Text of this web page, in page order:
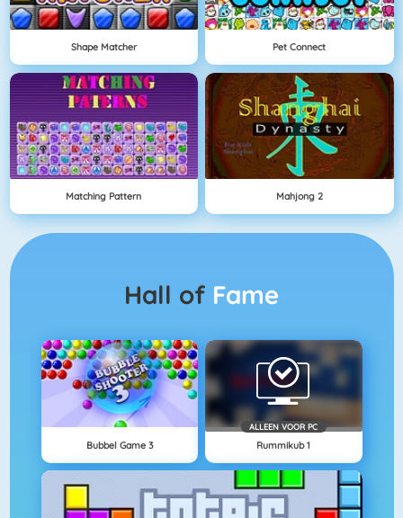
Shape Matcher Pet Connect
Matching Pattern Mahjong 2
Hall of Fame
Bubbel Game 3
ALLEEN VOOR PC
Rummikub 1